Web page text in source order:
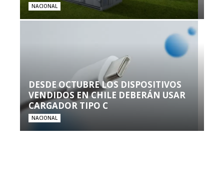
NACIONAL
DESDE OCTUBRE LOS DISPOSITIVOS
VENDIDOS EN CHILE DEBERÁN USAR
CARGADOR TIPO C
NACIONAL